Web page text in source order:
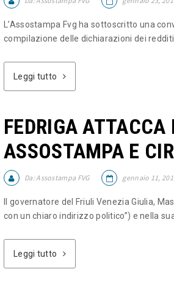
L’Assostampa Fvg ha sottoscritto una
compilazione delle dichiarazioni dei
Leggi tutto
FEDRIGA
ASSOSTAMPA E
Da:Assostampa FVG gennaio 11,
Il governatore del Friuli Venezia Giulia,
con un chiaro indirizzo politico”) e nella
Leggi tutto